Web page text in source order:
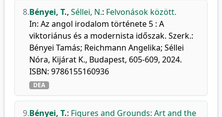
8.Bényei, T., Séllei, N.: Felvonások között.
In: Az angol irodalom története 5 : A
viktoriánus és a modernista időszak. Szerk.:
Bényei Tamás; Reichmann Angelika; Séllei
Nóra, Kijárat K., Budapest, 605-609, 2024.
ISBN: 9786155160936
DEA
9.Bényei, T.: Figures and Grounds: Art and the